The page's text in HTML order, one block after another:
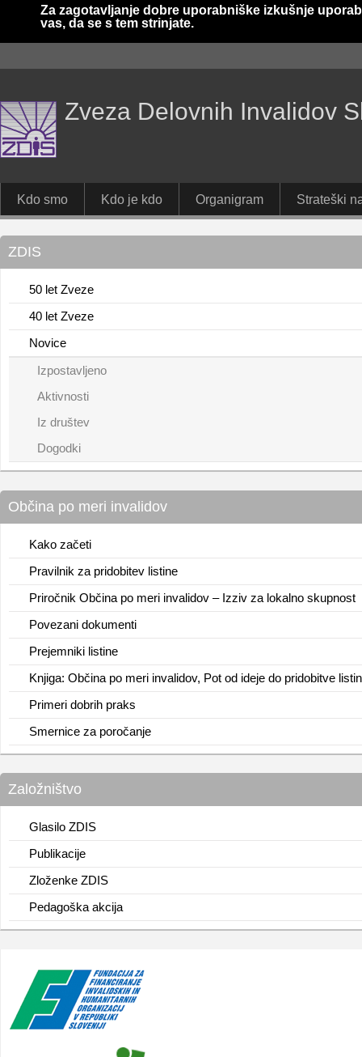
Za zagotavljanje dobre uporabniške izkušnje
vas, da se s tem strinjate.
Zveza Delovnih Invalidov
Kdo smo Kdo je kdo Organigram Strateški
ZDIS
50 let Zveze
40 let Zveze
Novice
Izpostavljeno
Aktivnosti
Iz društev
Dogodki
Občina po meri invalidov
Kako začeti
Pravilnik za pridobitev listine
Priročnik Občina po meri invalidov – Izziv za lokalno skupnost
Povezani dokumenti
Prejemniki listine
Knjiga: Občina po meri invalidov, Pot od ideje do pridobitve
Primeri dobrih praks
Smernice za poročanje
Založništvo
Glasilo ZDIS
Publikacije
Zloženke ZDIS
Pedagoška akcija